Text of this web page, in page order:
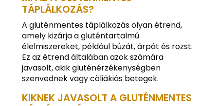
TÁPLÁLKOZÁS?
A gluténmentes táplálkozás olyan étrend,
amely kizárja a gluténtartalmú
élelmiszereket, például búzát, árpát és rozst.
Ez az étrend általában azok számára
javasolt, akik gluténérzékenységben
szenvednek vagy cöliákiás betegek.
KIKNEK JAVASOLT A GLUTÉNMENTES